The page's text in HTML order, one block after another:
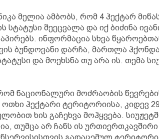
მელია ამბობს, რომ 4 ჰექტარ
სტატუსი შეეცვალა და იქ ბიძინა
აპირებს. ინფორმაცია სხვა
ბუნდოვანი დარჩა, მართლა
და მოეხსნა თუ არა ის. თემა
რომ ნაციონალური მოძრაობის
ჰექტარი ტერიტორიისა, კიდევ
ხის გაჩეხვა მოჰყვება.
თუმცა არ ჩანს ის
გადაცემულ